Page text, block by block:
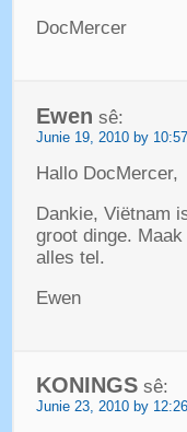
DocMercer
Ewen sê:
Junie 19, 2010 by
Hallo DocMercer,
Dankie, Viëtnam
groot dinge.
alles tel.
Ewen
KONINGS sê:
Junie 23, 2010 by